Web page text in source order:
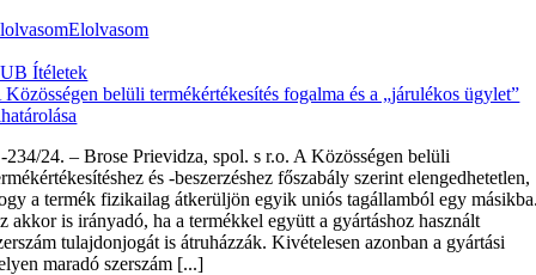
Elolvasom
Ítéletek
Közösségen belüli termékértékesítés fogalma és a „járulékos ügylet”
24. – Brose Prievidza, spol. s r.o. A Közösségen belüli
és -beszerzéshez főszabály szerint elengedhetetlen,
a termék fizikailag átkerüljön egyik uniós tagállamból egy
akkor is irányadó, ha a termékkel együtt a gyártáshoz használt
tulajdonjogát is átruházzák. Kivételesen azonban a gyártási
maradó szerszám [...]